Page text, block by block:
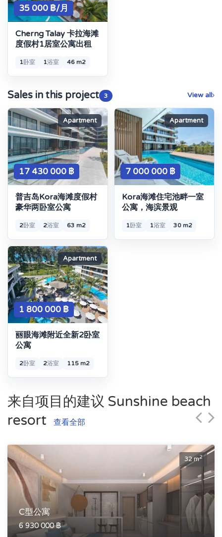
35 000 ฿/月
Cherng Talay 卡拉海滩
度假村1居室公寓出租
1 卧室 1浴室 46 m2
Sales in this project 3 View all
Apartment
17 430 000 ฿
普吉岛Kora海滩度假村
豪华两卧室公寓
2卧室 2浴室 63 m2
Apartment
7 000 000 ฿
Kora海滩住宅池畔一室
公寓，海滨景观
1 卧室 1浴室 30 m2
Apartment
1 800 000 ฿
丽眼海滩附近全新2卧室
公寓
2卧室 2浴室 115 m2
来自项目的建议 Sunshine beach
resort
查看全部
32 m2
C型公寓
6 930 000 ฿